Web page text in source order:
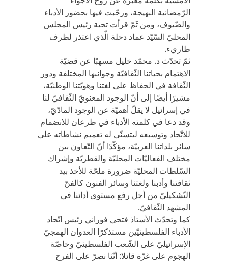
الرّمضانية البهيجة، ورحّبت فيها بحضور الأدباء
والضّيوف، ومن ثَمّ قرأت تحية رئيس المجلس
المحليّ السّيّد عماد دحلة الّذي اعتذر لظرف
طاريء.
ثمّ تحدّث د. محمّد خليل مسهبًا عن قضيّة
الاهتمام بحياتنا الثّقافيّة وجوانبها المختلفة ودور
الثّقافة في الحفاظ على لغتنا وهويّتنا الوطنيّة،
مشيرًا أيضًا إلى أنّ الوجود المعنويّ الثّقافيّ لنا
في إسرائيل لا يقلّ أهميّة عن الوجود المادّيّ،
وقد دعا في كلمته الأدباء في طرعان للانضمام
للاتّحاد وتوسيعه ليتسنّى له تعميم نشاطاته على
سائر بلداتنا العربيّة، مؤكّدًا أنّ التّعاون بين
مختلف الفعاليّات المحليّة والقطريّة وإشراك
السّلطات المحليّة ضرورة ملحّة للأخذ بيد
ثقافتنا وأدبنا ولغتنا وسائر الفنون كالفنّ
التّشكيليّ من أجل رفع مستوى أدائنا في
المشهد الثّقافيّ.
كما وتحدّث الأستاذ فتحي فوراني رئيس اتّحاد
الأدباء الفلسطينيّين مستذكرًا العدوان الهمجيّ
الإسرائيليّ على الشّعب الفلسطينيّ وخاصّة
الهجوم على غزّة قائلا: أنّنا نصرّ على الفرح